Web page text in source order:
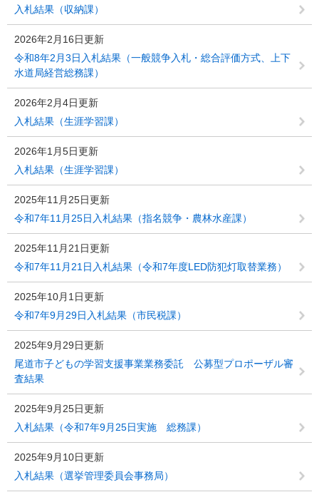
入札結果（収納課）
2026年2月16日更新
令和8年2月3日入札結果（一般競争入札・総合評価方式、上下
水道局経営総務課）
2026年2月4日更新
入札結果（生涯学習課）
2026年1月5日更新
入札結果（生涯学習課）
2025年11月25日更新
令和7年11月25日入札結果（指名競争・農林水産課）
2025年11月21日更新
令和7年11月21日入札結果（令和7年度LED防犯灯取替業務）
2025年10月1日更新
令和7年9月29日入札結果（市民税課）
2025年9月29日更新
尾道市子どもの学習支援事業業務委託 公募型プロポーザル審
査結果
2025年9月25日更新
入札結果（令和7年9月25日実施 総務課）
2025年9月10日更新
入札結果（選挙管理委員会事務局）